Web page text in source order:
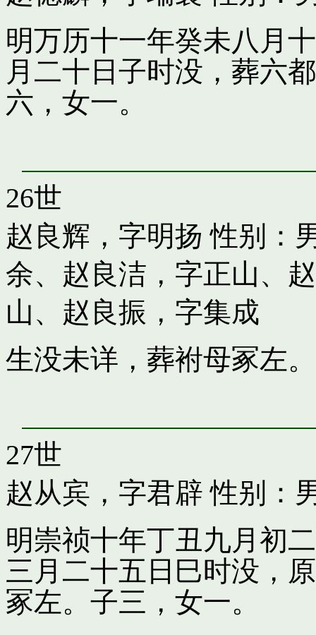
明万历十一年癸未八月
月二十日子时没，葬六
六，女一。
26世
赵良辉，字明扬 性别：
余、 赵良洁，字正山、
山、 赵良振，字集成
生没未详，葬袝母冢左
27世
赵从宾，字君辟 性别：
明崇祯十年丁丑九月初
三月二十五日巳时没，
冢左。子三，女一。